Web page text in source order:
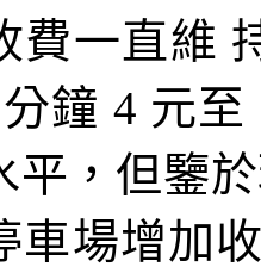
費一直維
鐘 4 元
平，但鑒
車場增加